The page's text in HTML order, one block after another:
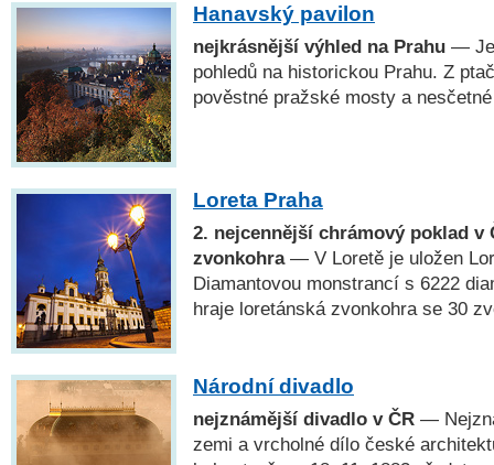
Hanavský pavilon
nejkrásnější výhled na Prahu —
pohledů na historickou Prahu. Z
pověstné pražské mosty a
Loreta Praha
2. nejcennější chrámový poklad v
zvonkohra— V Loretě je uložen
Diamantovou monstrancí s 6222
hraje loretánská zvonkohra se 30
Národní divadlo
nejznámější divadlo v ČR —
zemi a vrcholné dílo české